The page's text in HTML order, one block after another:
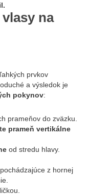
na
prvkov
a výsledok je
pokynov:
prameňov do zväzku.
prameň vertikálne
od stredu hlavy.
, pochádzajúce z hornej